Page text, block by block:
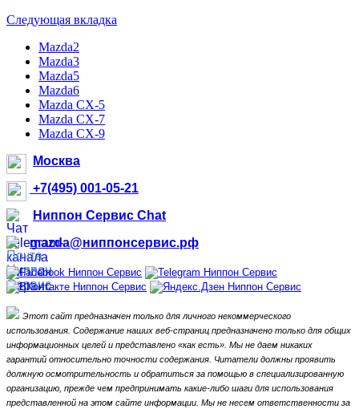
Следующая вкладка
Mazda2
Mazda3
Mazda5
Mazda6
Mazda CX-5
Mazda CX-7
Mazda CX-9
Москва
+7(495) 001-05-21
Ниппон Сервис Chat
mazda@ниппонсервис.рф
Этот сайт предназначен только для личного некоммерческого
использования. Содержание наших веб-страниц предназначено только для общих
информационных целей и представлено «как есть». Мы не даем никаких
гарантий относительно точности содержания. Читатели должны проявить
должную осмотрительность и обратиться за помощью в специализированную
организацию, прежде чем предпринимать какие-либо шаги для использования
представленной на этом сайте информации. Мы не несем ответственности за